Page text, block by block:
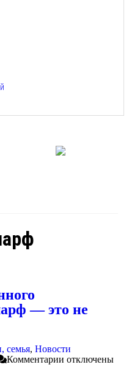
— это не
семья, Новости
Комментарии отключены